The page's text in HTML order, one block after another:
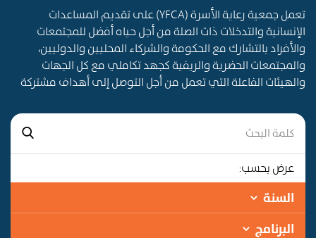
تعمل جمعية رعاية الأسرة (YFCA) على تقديم المساعدات
الإنسانية والتدخلات ذات الصلة من أجل حياه أفضل للمجتمعات
والأفراد بالتشارك مع الحكومة والشركاء المحليين والدوليين،
والمجتمعات الحضرية والريفية كجهد تكاملي مع كل الجهات
والهيئات الفاعلة التي تعمل من أجل التوصل إلى أهداف مشتركة
عرض بحسب:
السنة
البرنامج